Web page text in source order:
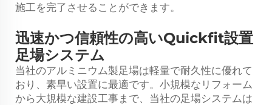
施工を完了させることができます。
迅速かつ信頼性の高いQuickfit設置
足場システム
当社のアルミニウム製足場は軽量で耐久性に優れて
おり、素早い設置に最適です。小規模なリフォーム
から大規模な建設工事まで、当社の足場システムは